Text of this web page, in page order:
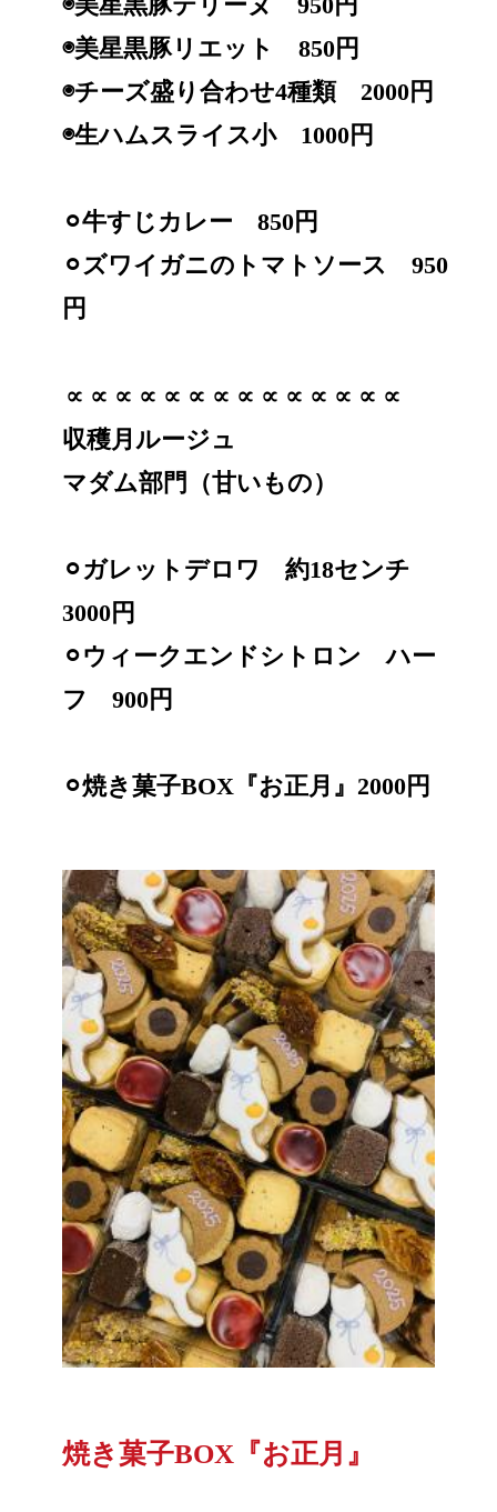
◉美星黒豚リエット 850円
◉チーズ盛り合わせ4種類 2000円
◉生ハムスライス小 1000円
⚪︎牛すじカレー 850円
⚪︎ズワイガニのトマトソース 950
円
∝∝∝∝∝∝∝∝∝∝∝∝∝∝
収穫月ルージュ
マダム部門（甘いもの）
⚪︎ガレットデロワ 約18センチ
3000円
⚪︎ウィークエンドシトロン ハー
フ 900円
⚪︎焼き菓子BOX『お正月』2000円
焼き菓子BOX『お正月』